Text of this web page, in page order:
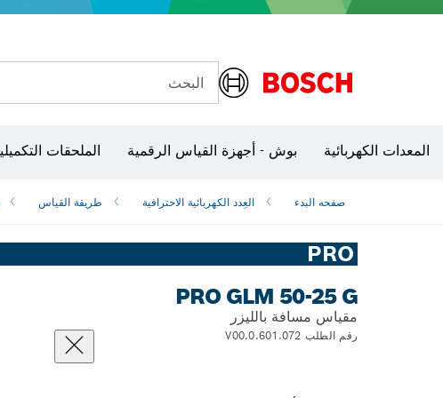
البحث
المعدات الكهربائية بوش - أجهزة القياس الرقمية الملحقات
صفحه البدء العِدد الكهربائية الاحترافية طريقة القياس
PRO
PRO GLM 50-25 G
مقياس مسافة بالليزر
رقم الطلب 0.601.072.V00